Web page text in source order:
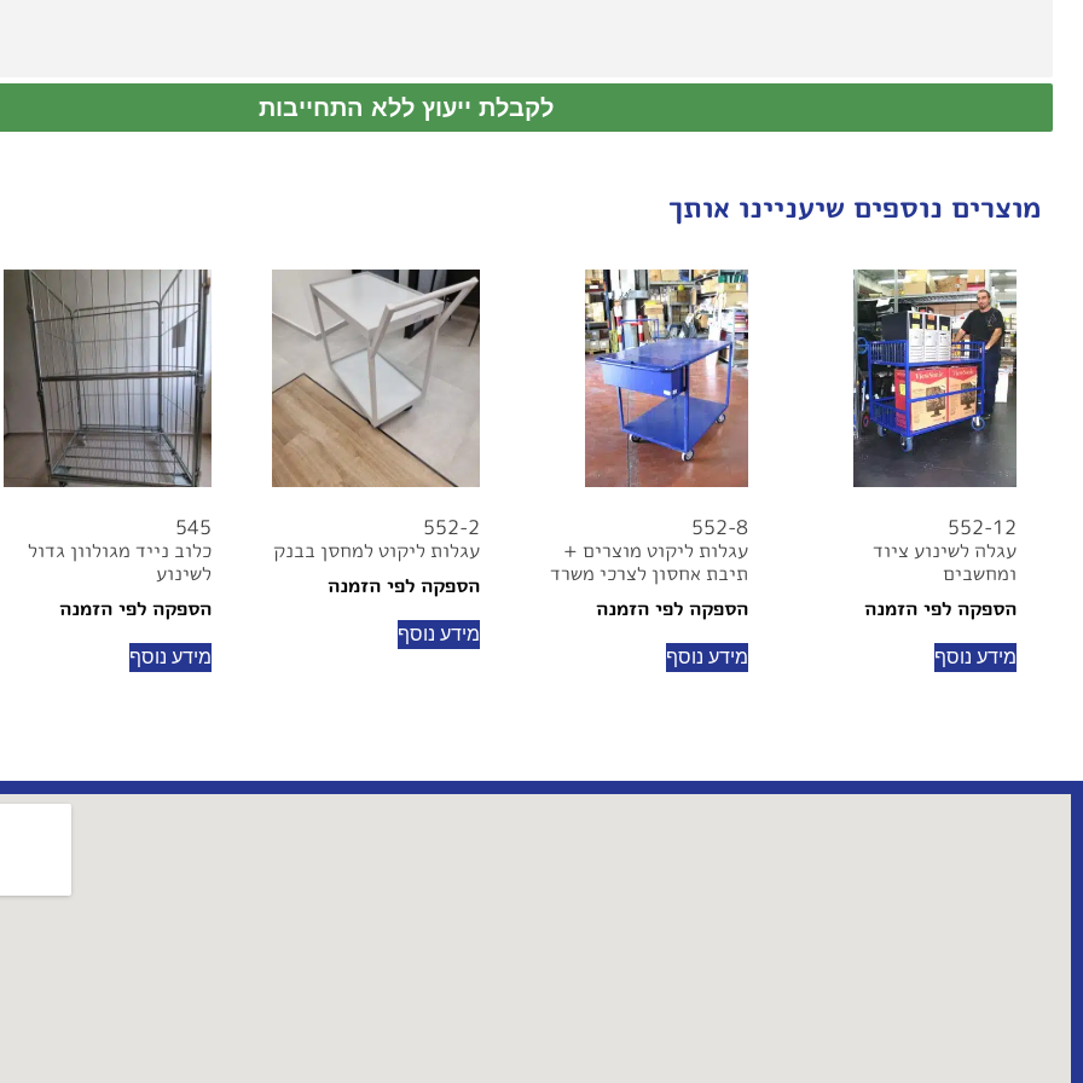
לקבלת ייעוץ ללא התחייבות
מוצרים נוספים שיעניינו אותך
552-12
עגלה לשינוע ציוד
ומחשבים
הספקה לפי הזמנה
מידע נוסף
552-8
עגלות ליקוט מוצרים +
תיבת אחסון לצרכי משרד
הספקה לפי הזמנה
מידע נוסף
552-2
עגלות ליקוט למחסן בבנק
הספקה לפי הזמנה
מידע נוסף
545
כלוב נייד מגולוון גדול
לשינוע
הספקה לפי הזמנה
מידע נוסף